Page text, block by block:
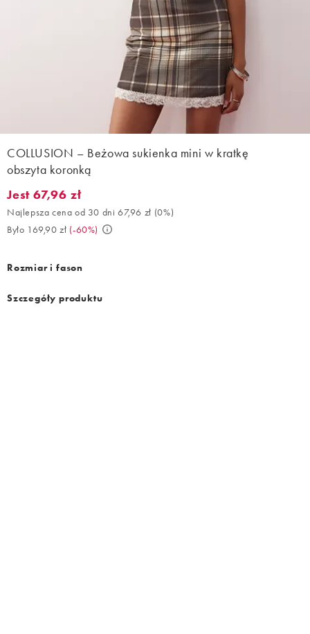
COLLUSION – Beżowa sukienka mini w kratkę
obszyta koronką
Jest 67,96 zł. Najlepsza cena od 30 dni 67,96 zł (0%). Było
Jest 67,96 zł
Najlepsza cena od 30 dni 67,96 zł (0%)
Było 169,90 zł (-60%)
Rozmiar i fason
Szczegóły produktu